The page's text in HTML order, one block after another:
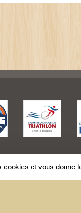
cookies et vous donne